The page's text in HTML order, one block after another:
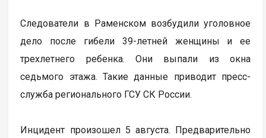
Следователи в Раменском возбудили уголовное
дело после гибели 39-летней женщины и ее
трехлетнего ребенка. Они выпали из окна
седьмого этажа. Такие данные приводит пресс-
служба регионального ГСУ СК России.
Инцидент произошел 5 августа. Предварительно